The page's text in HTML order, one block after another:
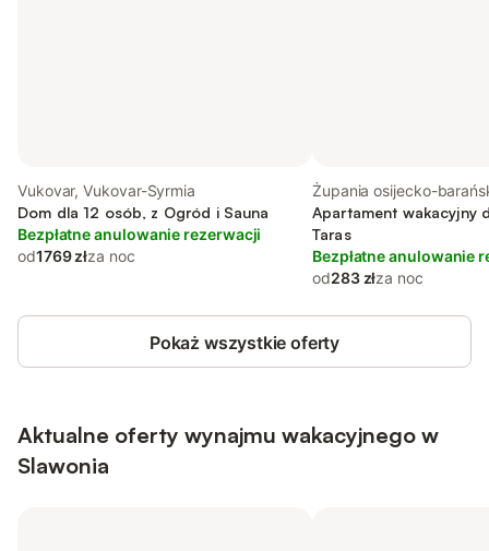
Vukovar, Vukovar-Syrmia
Dom dla 12 osób, z Ogród i Sauna
Bezpłatne anulowanie rezerwacji
od1769 złza noc
Żupania osijecko-
Slawonia
Apartament wakacyjny
Taras
Bezpłatne anulowanie
od283 złza noc
Pokaż wszystkie oferty
Aktualne oferty wynajmu wakacyjnego w
Slawonia